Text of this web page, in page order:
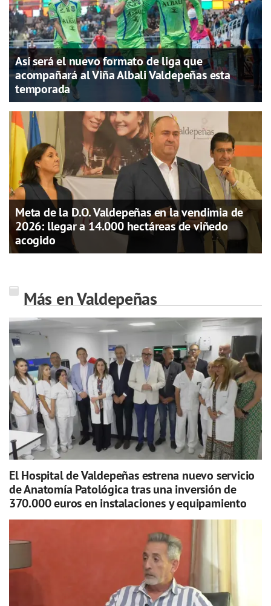
Así será el nuevo formato de liga que
acompañará al Viña Albali Valdepeñas esta
temporada
Meta de la D.O. Valdepeñas en la vendimia de
2026: llegar a 14.000 hectáreas de viñedo
acogido
Más en Valdepeñas
El Hospital de Valdepeñas estrena nuevo servicio
de Anatomía Patológica tras una inversión de
370.000 euros en instalaciones y equipamiento